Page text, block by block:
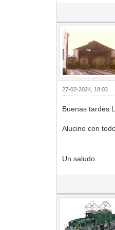
27-02-2024, 18:03
Buenas tardes
Alucino con
Un saludo.